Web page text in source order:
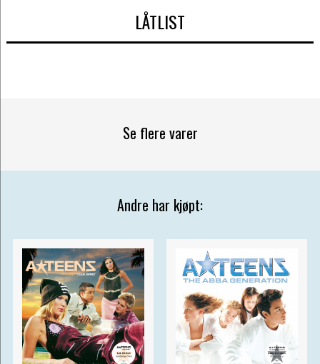
LÅTLIST
Se flere varer
Andre har kjøpt: